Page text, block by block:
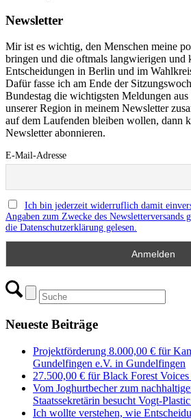
Newsletter
Mir ist es wichtig, den Menschen meine
bringen und die oftmals langwierigen und
Entscheidungen in Berlin und im
Dafür fasse ich am Ende der
Bundestag die wichtigsten Meldungen
unserer Region in meinem Newsletter
auf dem Laufenden bleiben wollen, dann
Newsletter abonnieren.
E-Mail-Adresse
Ich bin jederzeit widerruflich damit
Angaben zum Zwecke des Newsletterversands
die Datenschutzerklärung gelesen.
Neueste Beiträge
Projektförderung 8.000,00 € für
Gundelfingen e.V. in Gundelfingen
27.500,00 € für Black Forest
Vom Joghurtbecher zum
Staatssekretärin besucht Vogt-
Ich wollte verstehen, wie